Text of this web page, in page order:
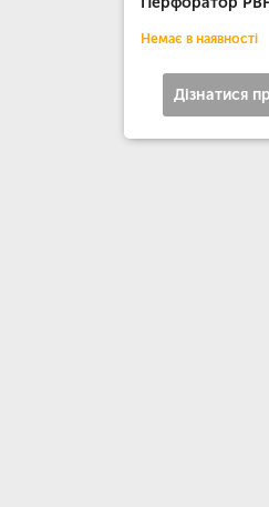
Немає в наявності
Дізнатися